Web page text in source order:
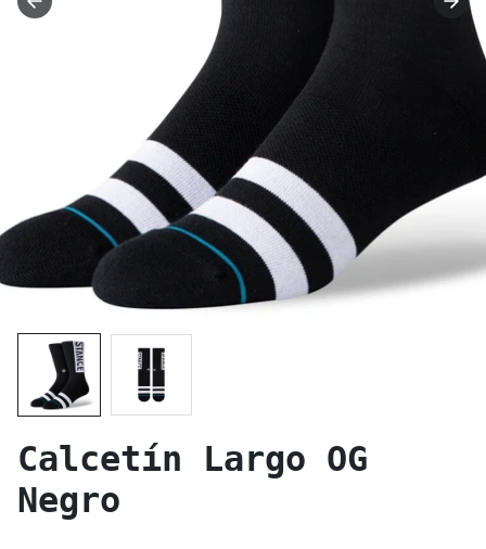
Calcetín Largo OG
Negro